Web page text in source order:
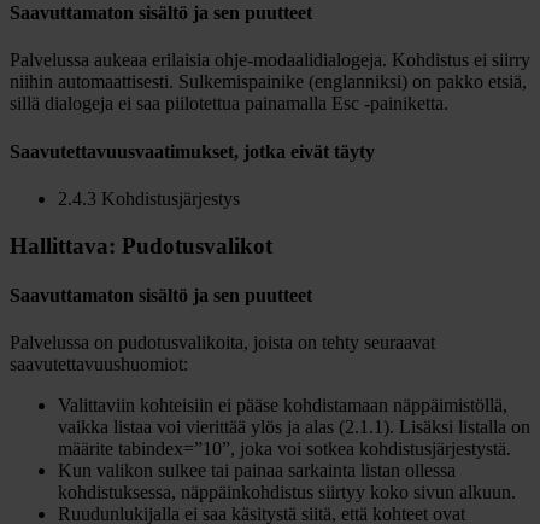
Saavuttamaton sisältö ja sen puutteet
Palvelussa aukeaa erilaisia ohje-modaalidialogeja. Kohdistus ei siirry
niihin automaattisesti. Sulkemispainike (englanniksi) on pakko etsiä,
sillä dialogeja ei saa piilotettua painamalla Esc -painiketta.
Saavutettavuusvaatimukset, jotka eivät täyty
2.4.3 Kohdistusjärjestys
Hallittava: Pudotusvalikot
Saavuttamaton sisältö ja sen puutteet
Palvelussa on pudotusvalikoita, joista on tehty seuraavat
saavutettavuushuomiot:
Valittaviin kohteisiin ei pääse kohdistamaan näppäimistöllä,
vaikka listaa voi vierittää ylös ja alas (2.1.1). Lisäksi listalla on
määrite tabindex=”10”, joka voi sotkea kohdistusjärjestystä.
Kun valikon sulkee tai painaa sarkainta listan ollessa
kohdistuksessa, näppäinkohdistus siirtyy koko sivun alkuun.
Ruudunlukijalla ei saa käsitystä siitä, että kohteet ovat